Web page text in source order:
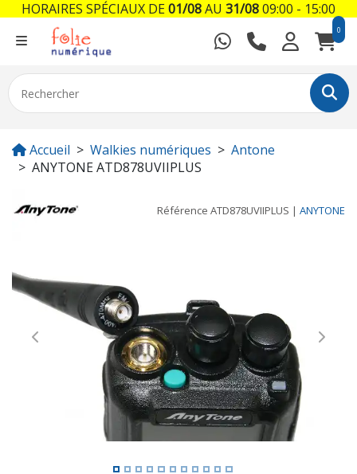
0
Accueil Walkies numériques
Antone
ANYTONE ATD878UVIIPLUS
Référence ATD878UVIIPLUS | ANYTONE
Previous Next
HORAIRES SPÉCIAUX DE01/08AU 31/0809:00 - 15:00